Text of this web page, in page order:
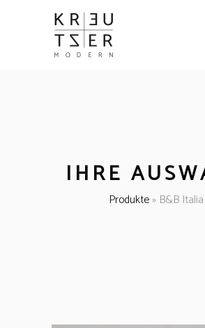
IHRE
Produkte» B&B Italia